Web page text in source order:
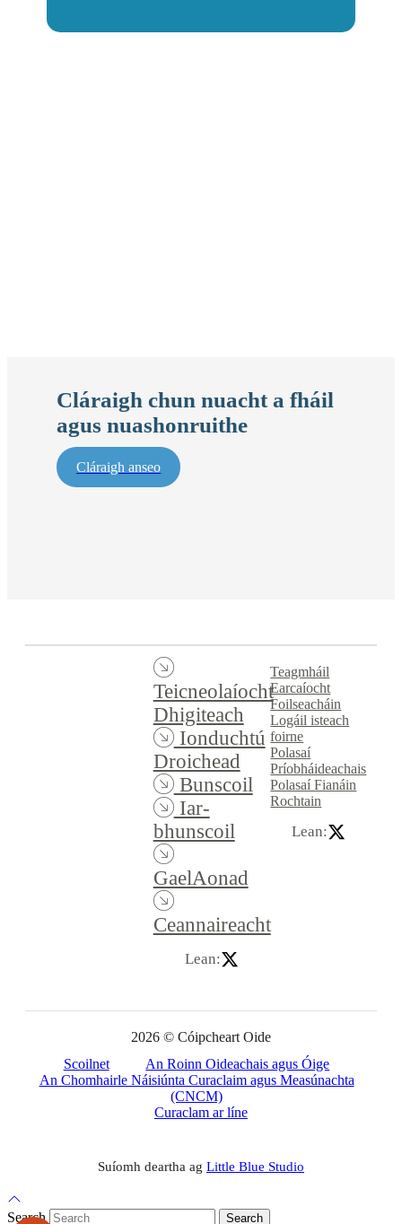
Cláraigh chun nuacht a fháil
agus nuashonruithe
Cláraigh anseo
Teicneolaíocht
Dhigiteach
Ionduchtú
Droichead
Bunscoil
Iar-
bhunscoil
GaelAonad
Ceannaireacht
Lean:
Teagmháil
Earcaíocht
Foilseacháin
Logáil isteach
foirne
Polasaí
Príobháideachais
Polasaí Fianáin
Rochtain
Lean:
2026 © Cóipcheart Oide
Scoilnet
An Roinn Oideachais agus Óige
An Chomhairle Náisiúnta Curaclaim agus Measúnachta
(CNCM)
Curaclam ar líne
Suíomh deartha ag Little Blue Studio
Search
Search